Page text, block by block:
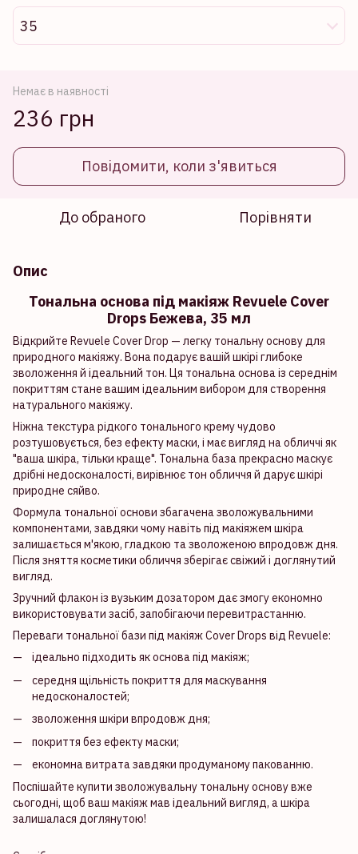
35
Немає в наявності
236 грн
Повідомити, коли з'явиться
До обраного Порівняти
Опис
Тональна основа під макіяж Revuele Cover
Drops Бежева, 35 мл
Відкрийте Revuele Cover Drop — легку тональну основу для
природного макіяжу. Вона подарує вашій шкірі глибоке
зволоження й ідеальний тон. Ця тональна основа із середнім
покриттям стане вашим ідеальним вибором для створення
натурального макіяжу.
Ніжна текстура рідкого тонального крему чудово
розтушовується, без ефекту маски, і має вигляд на обличчі як
"ваша шкіра, тільки краще". Тональна база прекрасно маскує
дрібні недосконалості, вирівнює тон обличчя й дарує шкірі
природне сяйво.
Формула тональної основи збагачена зволожувальними
компонентами, завдяки чому навіть під макіяжем шкіра
залишається м'якою, гладкою та зволоженою впродовж дня.
Після зняття косметики обличчя зберігає свіжий і доглянутий
вигляд.
Зручний флакон із вузьким дозатором дає змогу економно
використовувати засіб, запобігаючи перевитрастанню.
Переваги тональної бази під макіяж Cover Drops від Revuele:
ідеально підходить як основа під макіяж;
середня щільність покриття для маскування
недосконалостей;
зволоження шкіри впродовж дня;
покриття без ефекту маски;
економна витрата завдяки продуманому пакованню.
Поспішайте купити зволожувальну тональну основу вже
сьогодні, щоб ваш макіяж мав ідеальний вигляд, а шкіра
залишалася доглянутою!